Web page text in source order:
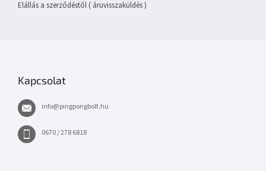
Elállás a szerződéstől ( áruvisszaküldés )
Kapcsolat
info@pingpongbolt.hu
0670 / 278 6818